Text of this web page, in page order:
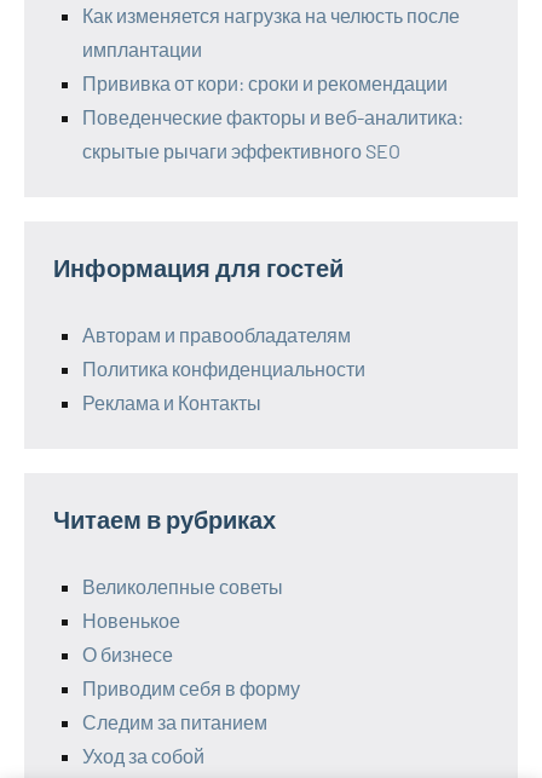
Как изменяется нагрузка на челюсть после
имплантации
Прививка от кори: сроки и рекомендации
Поведенческие факторы и веб-аналитика:
скрытые рычаги эффективного SEO
Информация для гостей
Авторам и правообладателям
Политика конфиденциальности
Реклама и Контакты
Читаем в рубриках
Великолепные советы
Новенькое
О бизнесе
Приводим себя в форму
Следим за питанием
Уход за собой